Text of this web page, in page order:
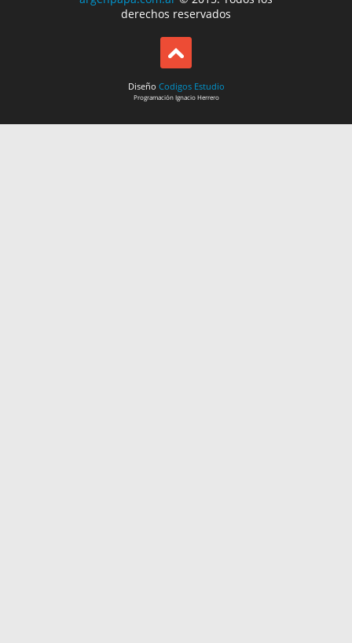
derechos reservados
Diseño Codigos Estudio
ProgramaciónIgnacio Herrero